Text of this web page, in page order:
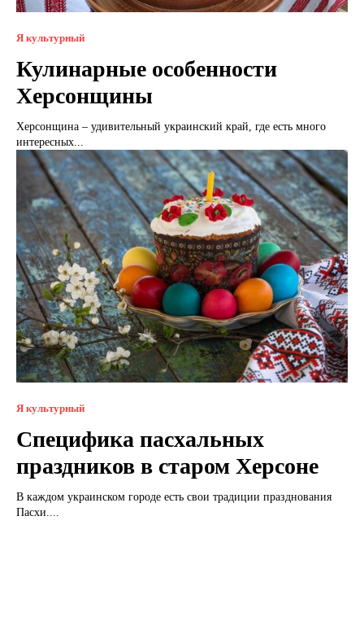
Я культурный
Кулинарные особенности
Херсонщины
Херсонщина – удивительный украинский край, где есть много
интересных...
Я культурный
Специфика пасхальных
праздников в старом Херсоне
В каждом украинском городе есть свои традиции празднования
Пасхи....